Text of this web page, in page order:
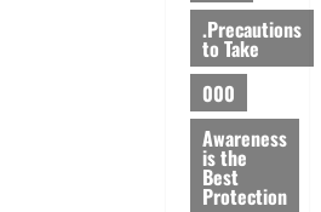
.Precautions
to Take
000
Awareness
is the
Best
Protection